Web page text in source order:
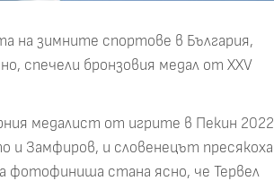
на зимните спортове в България,
спечели бронзовия медал от XXV
медалист от игрите в Пекин 2022
и Замфиров, и словенецът пресякоха
фотофиниша стана ясно, че Тервел